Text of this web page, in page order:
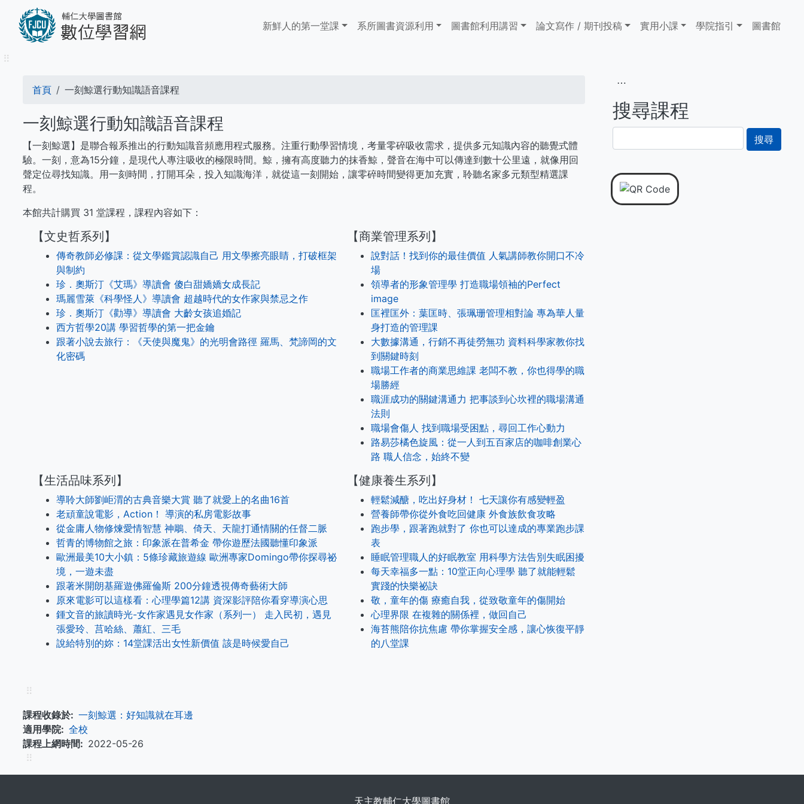
容
Main
navigation
新鮮人的第一堂課 系所圖書資源利用 ​​​​​圖書館​​​​​​​利用講習 論文寫作 / 期刊投稿 實用小課 學院指引 圖書館
⠿
導
連
結
首頁 一刻鯨選行動知識語音課程
一刻鯨選行動知識語音課程
【一刻鯨選】是聯合報系推出的行動知識音頻應用程式服務。注重行動學習情境，考量零碎吸收需求，提供多元知識內容的聽覺式體
驗。一刻，意為15分鐘，是現代人專注吸收的極限時間。鯨，擁有高度聽力的抹香鯨，聲音在海中可以傳達到數十公里遠，就像用回
聲定位尋找知識。用一刻時間，打開耳朵，投入知識海洋，就從這一刻開始，讓零碎時間變得更加充實，聆聽名家多元類型精選課
程。
本館共計購買 31 堂課程，課程內容如下：
【文史哲系列】
傳奇教師必修課：從文學鑑賞認識自己 用文學擦亮眼睛，打破框架
與制約
珍．奧斯汀《艾瑪》導讀會 傻白甜嬌嬌女成長記
瑪麗雪萊《科學怪人》導讀會 超越時代的女作家與禁忌之作
珍．奧斯汀《勸導》導讀會 大齡女孩追婚記
西方哲學20講 學習哲學的第一把金鑰
跟著小說去旅行：《天使與魔鬼》的光明會路徑 羅馬、梵諦岡的文
化密碼
【商業管理系列】
說對話！找到你的最佳價值 人氣講師教你開口不冷
場
領導者的形象管理學 打造職場領袖的Perfect
image
匡裡匡外：葉匡時、張珮珊管理相對論 專為華人量
身打造的管理課
大數據溝通，行銷不再徒勞無功 資料科學家教你找
到關鍵時刻
職場工作者的商業思維課 老闆不教，你也得學的職
場勝經
職涯成功的關鍵溝通力 把事談到心坎裡的職場溝通
法則
職場會傷人 找到職場受困點，尋回工作心動力
路易莎橘色旋風：從一人到五百家店的咖啡創業心
路 職人信念，始終不變
【生活品味系列】
導聆大師劉岠渭的古典音樂大賞 聽了就愛上的名曲16首
老頑童說電影，Action！ 導演的私房電影故事
從金庸人物修煉愛情智慧 神鵰、倚天、天龍打通情關的任督二脈
哲青的博物館之旅：印象派在普希金 帶你遊歷法國聽懂印象派
歐洲最美10大小鎮：5條珍藏旅遊線 歐洲專家Domingo帶你探尋祕
境，一遊未盡
跟著米開朗基羅遊佛羅倫斯 200分鐘透視傳奇藝術大師
原來電影可以這樣看：心理學篇12講 資深影評陪你看穿導演心思
鍾文音的旅讀時光-女作家遇見女作家（系列一） 走入民初，遇見
張愛玲、莒哈絲、蕭紅、三毛
說給特別的妳：14堂課活出女性新價值 該是時候愛自己
【健康養生系列】
輕鬆減醣，吃出好身材！ 七天讓你有感變輕盈
營養師帶你從外食吃回健康 外食族飲食攻略
跑步學，跟著跑就對了 你也可以達成的專業跑步課
表
睡眠管理職人的好眠教室 用科學方法告別失眠困擾
每天幸福多一點：10堂正向心理學 聽了就能輕鬆
實踐的快樂祕訣
敬，童年的傷 療癒自我，從致敬童年的傷開始
心理界限 在複雜的關係裡，做回自己
海苔熊陪你抗焦慮 帶你掌握安全感，讓心恢復平靜
的八堂課
⠿
課程收錄於
一刻鯨選：好知識就在耳邊
適用學院
全校
課程上網時間
2022-05-26
⠿
⋯
搜尋課程
尋
天主教輔仁大學圖書館